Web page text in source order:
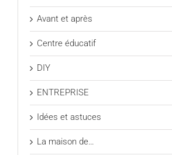
Avant et après
Centre éducatif
DIY
ENTREPRISE
Idées et astuces
La maison de…